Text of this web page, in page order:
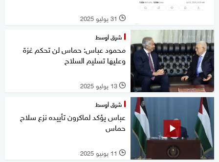
l 31 يوليو 2025
شرق أوسط
محمود عباس: حماس لن تحكم غزة
وعليها تسليم السلاح
l 13 يوليو 2025
شرق أوسط
عباس يؤكد لماكرون تأييده نزع سلاح
حماس
l 11 يونيو 2025